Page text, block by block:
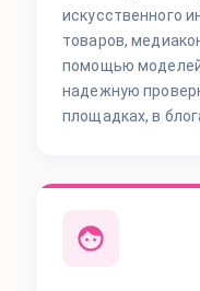
искусственного
товаров,
помощью
надежную
площадках, в